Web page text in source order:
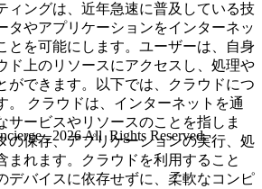
ィングは、近年急速に普及している技
タやアプリケーションをインターネッ
とを可能にします。ユーザーは、自身
ド上のリソースにアクセスし、処理や
ができます。以下では、クラウドにつ
。 クラウドは、インターネットを通
サービスやリソースのことを指しま
の保存、アプリケーションの実行、処
まれます。クラウドを利用すること
デバイスに依存せずに、柔軟なコンピ
, 2026 All Rights Reserved.